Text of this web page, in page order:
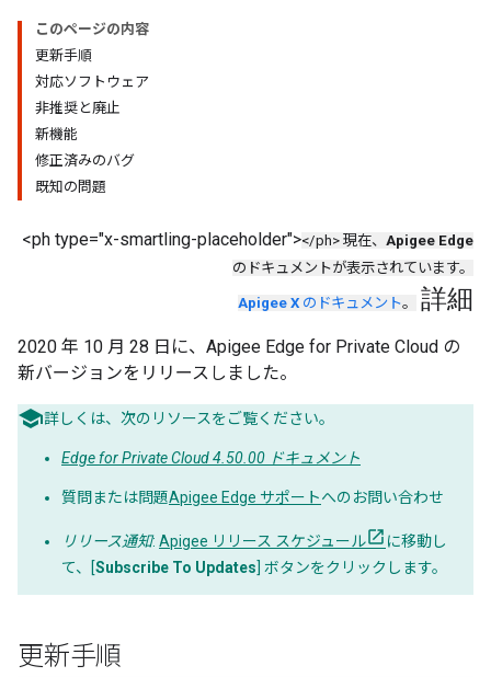
このページの内容
更新手順
対応ソフトウェア
非推奨と廃止
新機能
修正済みのバグ
既知の問題
<ph type="x-smartling-placeholder"></ph> 現在、 Apigee Edge
のドキュメントが表示されています。
Apigee X のドキュメント。 詳細
2020 年 10 月 28 日に、Apigee Edge for Private Cloud の
新バージョンをリリースしました。
詳しくは、次のリソースをご覧ください。
Edge for Private Cloud 4.50.00 ドキュメント
質問または問題Apigee Edge サポートへのお問い合わせ
リリース通知: Apigee リリース スケジュール
に移動し
て、[Subscribe To Updates] ボタンをクリックします。
更新手順